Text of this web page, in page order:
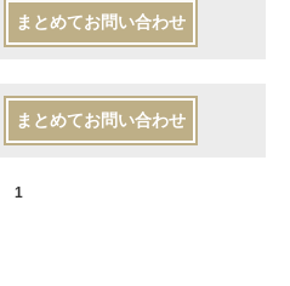
まとめてお問い合わせ
まとめてお問い合わせ
1